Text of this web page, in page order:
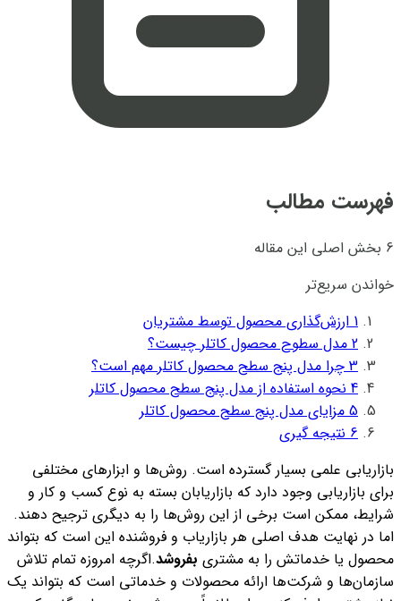
فهرست مطالب
6 بخش اصلی این مقاله
خواندن سریع‌تر
1 ارزش‌گذاری محصول توسط مشتریان
2 مدل سطوح محصول کاتلر چیست؟
3 چرا مدل پنج سطح محصول کاتلر مهم است؟
4 نحوه استفاده از مدل پنج سطح محصول کاتلر
5 مزایای مدل پنج سطح محصول کاتلر
6 نتیجه گیری
بازاریابی علمی بسیار گسترده است. روش‌ها و ابزارهای مختلفی
برای بازاریابی وجود دارد که بازاریابان بسته به نوع کسب و کار و
شرایط، ممکن است برخی از این روش‌ها را به دیگری ترجیح دهند.
اما در نهایت هدف اصلی هر بازاریاب و فروشنده این است که بتواند
محصول یا خدماتش را به مشتری بفروشد.اگرچه امروزه تمام تلاش
سازمان‌ها و شرکت‌ها ارائه محصولات و خدماتی است که بتواند یک